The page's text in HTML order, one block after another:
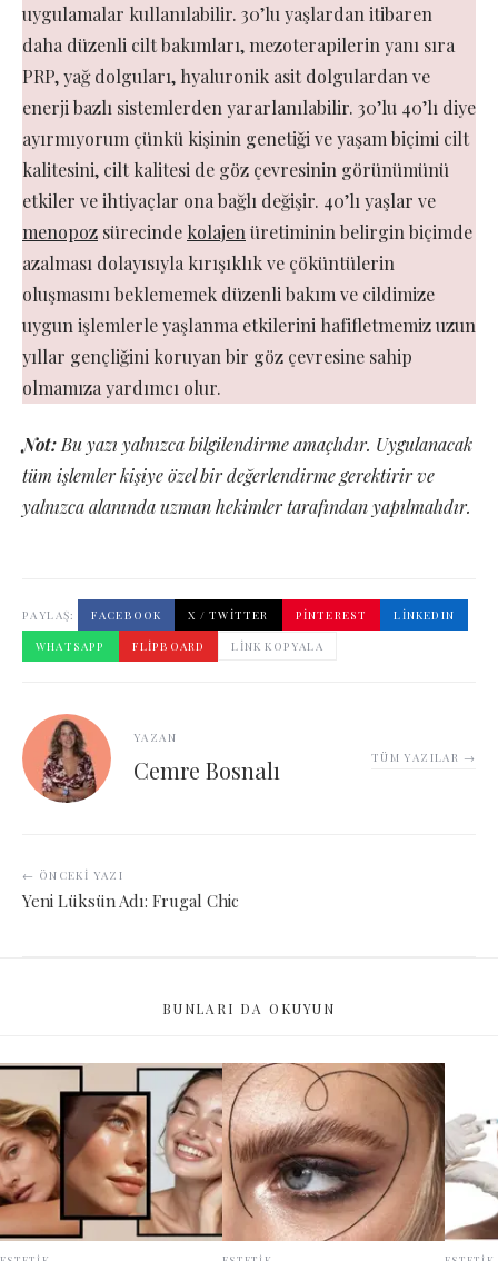
uygulamalar kullanılabilir. 30’lu yaşlardan itibaren
daha düzenli cilt bakımları, mezoterapilerin yanı sıra
PRP, yağ dolguları, hyaluronik asit dolgulardan ve
enerji bazlı sistemlerden yararlanılabilir. 30’lu 40’lı diye
ayırmıyorum çünkü kişinin genetiği ve yaşam biçimi cilt
kalitesini, cilt kalitesi de göz çevresinin görünümünü
etkiler ve ihtiyaçlar ona bağlı değişir. 40’lı yaşlar ve
menopoz sürecinde kolajenüretiminin belirgin biçimde
azalması dolayısıyla kırışıklık ve çöküntülerin
oluşmasını beklememek düzenli bakım ve cildimize
uygun işlemlerle yaşlanma etkilerini hafifletmemiz uzun
yıllar gençliğini koruyan bir göz çevresine sahip
olmamıza yardımcı olur.
Not: Bu yazı yalnızca bilgilendirme amaçlıdır. Uygulanacak
tüm işlemler kişiye özel bir değerlendirme gerektirir ve
yalnızca alanında uzman hekimler tarafından yapılmalıdır.
PAYLAŞ: FACEBOOK X / TWITTER PINTEREST
LINKEDIN
WHATSAPP
FLIPBOARD LINK KOPYALA
YAZAN
Cemre Bosnalı TÜM YAZILAR →
← ÖNCEKI YAZI
Yeni Lüksün Adı: Frugal Chic
BUNLARI DA OKUYUN